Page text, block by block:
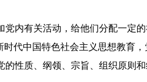
内有关活动，给他们分配一定
代中国特色社会主义思想教育
性质、纲领、宗旨、组织原